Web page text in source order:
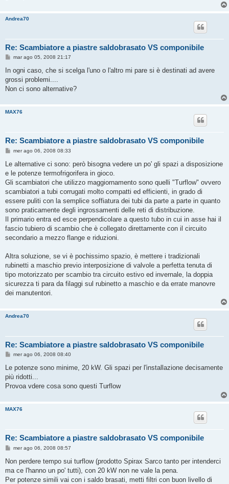
Andrea70
Re: Scambiatore a piastre saldobrasato VS componibile
M
s
a
g
o
mar ago 05, 2008 21:17
In ogni caso, che si scelga l'uno o l'altro mi pare si è destinati ad avere
grossi problemi....
Non ci sono alternative?
MAX76
Re: Scambiatore a piastre saldobrasato VS componibile
M
s
a
g
i
o
mer ago 06, 2008 08:33
Le alternative ci sono: però bisogna vedere un po' gli spazi a disposizione
e le potenze termofrigorifera in gioco.
Gli scambiatori che utilizzo maggiornamento sono quelli "Turflow" ovvero
scambiatori a tubi corrugati molto compatti ed efficienti, in grado di
essere puliti con la semplice soffiatura dei tubi da parte a parte in quanto
sono praticamente degli ingrossamenti delle reti di distribuzione.
Il primario entra ed esce perpendicolare a questo tubo in cui in asse hai il
fascio tubiero di scambio che è collegato direttamente con il circuito
secondario a mezzo flange e riduzioni.
Altra soluzione, se vi è pochissimo spazio, è mettere i tradizionali
rubinetti a maschio previo interposizione di valvole a perfetta tenuta di
tipo motorizzato per scambio tra circuito estivo ed invernale, la doppia
sicurezza ti para da filaggi sul rubinetto a maschio e da errate manovre
dei manutentori.
Andrea70
Re: Scambiatore a piastre saldobrasato VS componibile
M
s
a
g
o
mer ago 06, 2008 08:40
Le potenze sono minime, 20 kW. Gli spazi per l'installazione decisamente
più ridotti...
Provoa vdere cosa sono questi Turflow
MAX76
Re: Scambiatore a piastre saldobrasato VS componibile
M
s
a
g
mer ago 06, 2008 08:57
Non perdere tempo sui turflow (prodotto Spirax Sarco tanto per intenderci
ma ce l'hanno un po' tutti), con 20 kW non ne vale la pena.
Per potenze simili vai con i saldo brasati, metti filtri con buon livello di